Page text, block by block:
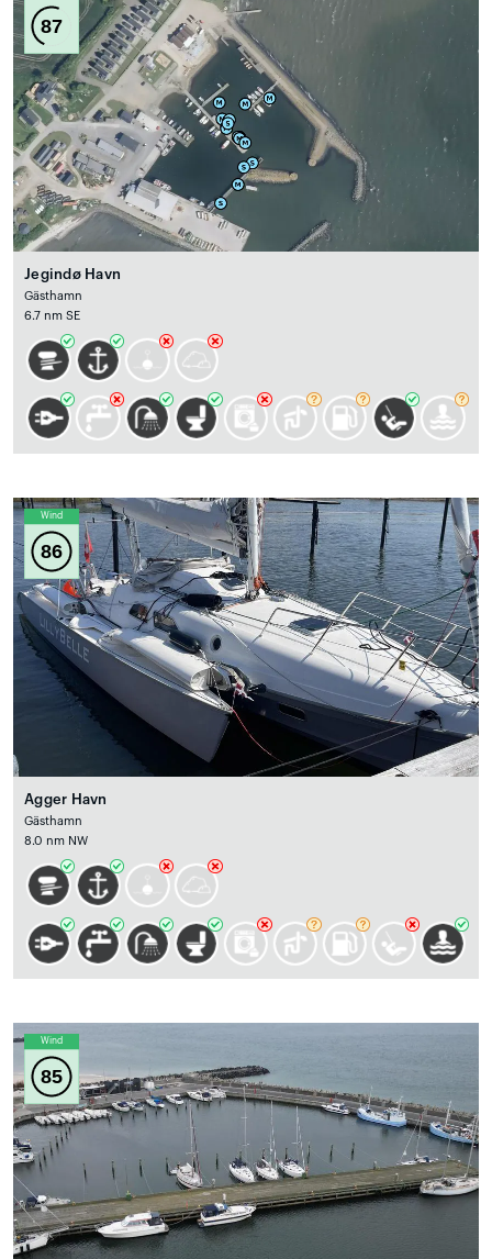
87
Jegindø Havn
Gästhamn
6.7 nm SE
Wind
86
Agger Havn
Gästhamn
8.0 nm NW
Wind
85